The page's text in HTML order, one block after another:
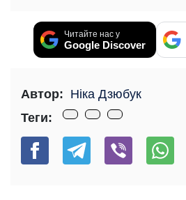
Читайте нас у
Google Discover
Автор: Ніка Дзюбук
Теги: